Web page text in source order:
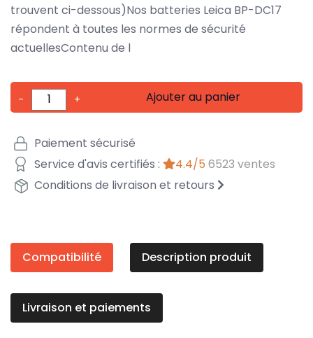
trouvent ci-dessous)Nos batteries Leica BP-DC17
répondent à toutes les normes de sécurité
actuellesContenu de l
- + Ajouter au panier
Paiement sécurisé
Service d'avis certifiés :
4.4/5 6523 ventes
Conditions de livraison et retours
Compatibilité Description produit
Livraison et paiements